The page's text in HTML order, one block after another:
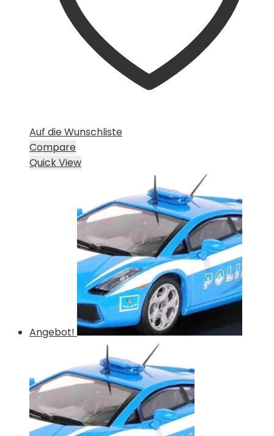
Auf die Wunschliste
Compare
Quick View
Angebot!